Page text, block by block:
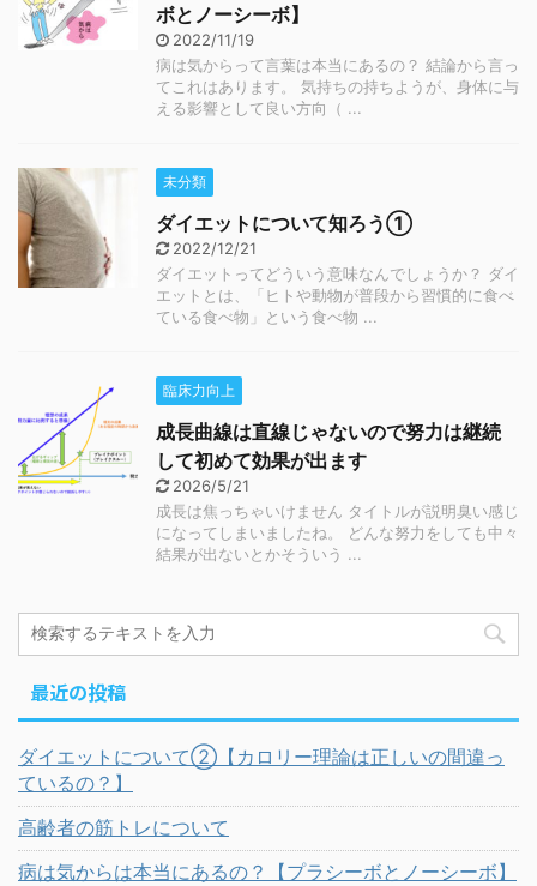
ボとノーシーボ】
2022/11/19
病は気からって言葉は本当にあるの？ 結論から言っ
てこれはあります。 気持ちの持ちようが、身体に与
える影響として良い方向（ ...
未分類
ダイエットについて知ろう①
2022/12/21
ダイエットってどういう意味なんでしょうか？ ダイ
エットとは、「ヒトや動物が普段から習慣的に食べ
ている食べ物」という食べ物 ...
臨床力向上
成長曲線は直線じゃないので努力は継続
して初めて効果が出ます
2026/5/21
成長は焦っちゃいけません タイトルが説明臭い感じ
になってしまいましたね。 どんな努力をしても中々
結果が出ないとかそういう ...
最近の投稿
ダイエットについて②【カロリー理論は正しいの間違っ
ているの？】
高齢者の筋トレについて
病は気からは本当にあるの？【プラシーボとノーシーボ】